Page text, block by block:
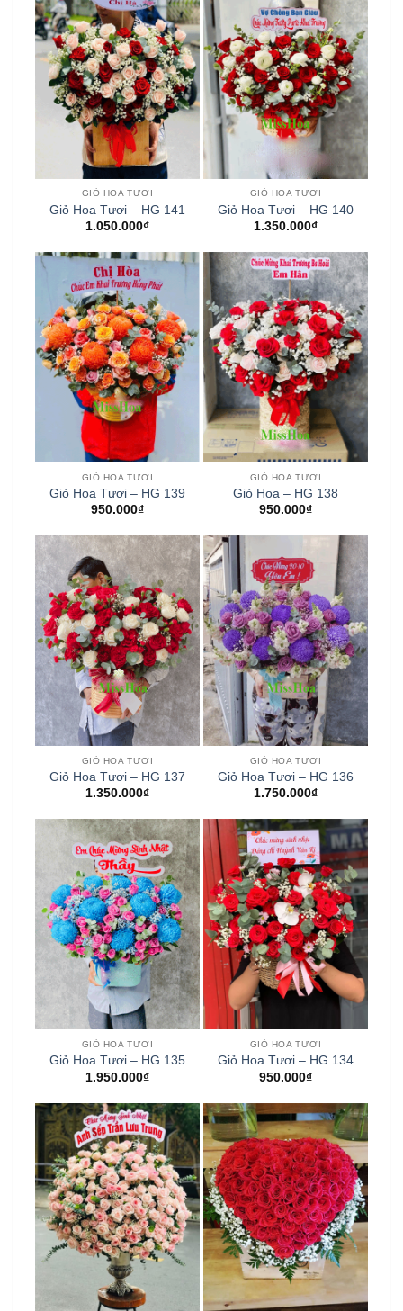
GIỎ HOA TƯƠI
Giỏ Hoa Tươi – HG 141
1.050.000₫
GIỎ HOA TƯƠI
Giỏ Hoa Tươi – HG 140
1.350.000₫
GIỎ HOA TƯƠI
Giỏ Hoa Tươi – HG 139
950.000₫
GIỎ HOA TƯƠI
Giỏ Hoa – HG 138
950.000₫
GIỎ HOA TƯƠI
Giỏ Hoa Tươi – HG 137
1.350.000₫
GIỎ HOA TƯƠI
Giỏ Hoa Tươi – HG 136
1.750.000₫
GIỎ HOA TƯƠI
Giỏ Hoa Tươi – HG 135
1.950.000₫
GIỎ HOA TƯƠI
Giỏ Hoa Tươi – HG 134
950.000₫